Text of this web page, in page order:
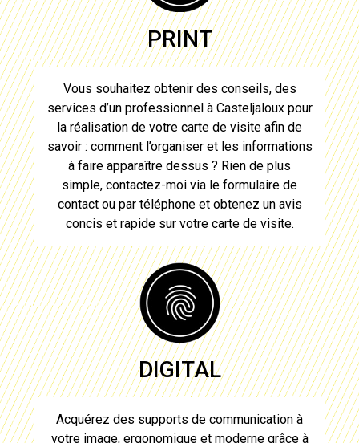
PRINT
Vous souhaitez obtenir des conseils, des
services d’un professionnel à Casteljalouxpour
la réalisation de votre carte de visite afin de
savoir : comment l’organiser et les informations
à faire apparaître dessus ? Rien de plus
simple, contactez-moi via le formulaire de
contact ou par téléphone et obtenez un avis
concis et rapide sur votre carte de visite.
DIGITAL
Acquérez des supports de communication à
votre image, ergonomique et moderne grâce à